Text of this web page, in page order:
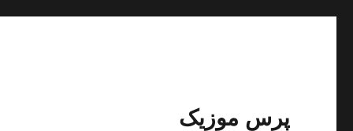
پرس موزیک